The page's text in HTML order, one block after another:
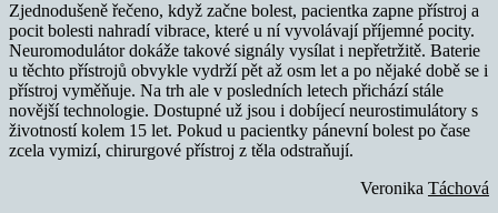
Zjednodušeně řečeno, když začne bolest, pacientka zapne přístroj a
pocit bolesti nahradí vibrace, které u ní vyvolávají příjemné pocity.
Neuromodulátor dokáže takové signály vysílat i nepřetržitě. Baterie
u těchto přístrojů obvykle vydrží pět až osm let a po nějaké době se i
přístroj vyměňuje. Na trh ale v posledních letech přichází stále
novější technologie. Dostupné už jsou i dobíjecí neurostimulátory s
životností kolem 15 let. Pokud u pacientky pánevní bolest po čase
zcela vymizí, chirurgové přístroj z těla odstraňují.
Veronika Táchová